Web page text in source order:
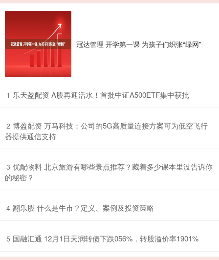
冠达管理 开学第一课 为孩子们织张“绿网”
1 ​乐天盈配资 A股再迎活水！首批中证A500ETF集中获批
2 ​博盈配资 万马科技：公司的5G高质量连接方案可为低空飞行
器提供通信支持
3 ​优配物料 北京旅游有哪些景点推荐？藏着多少课本里没告诉你
的秘密？
4 ​翻乐股 什么是牛市？定义、案例及投资策略
5 ​国融汇通 12月1日天润转债下跌056%，转股溢价率1901%